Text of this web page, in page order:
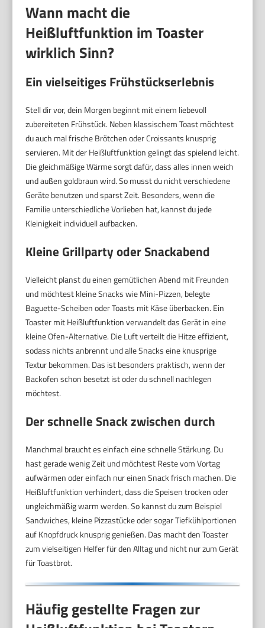
Wann macht die
Heißluftfunktion im Toaster
wirklich Sinn?
Ein vielseitiges Frühstückserlebnis
Stell dir vor, dein Morgen beginnt mit einem liebevoll
zubereiteten Frühstück. Neben klassischem Toast möchtest
du auch mal frische Brötchen oder Croissants knusprig
servieren. Mit der Heißluftfunktion gelingt das spielend leicht.
Die gleichmäßige Wärme sorgt dafür, dass alles innen weich
und außen goldbraun wird. So musst du nicht verschiedene
Geräte benutzen und sparst Zeit. Besonders, wenn die
Familie unterschiedliche Vorlieben hat, kannst du jede
Kleinigkeit individuell aufbacken.
Kleine Grillparty oder Snackabend
Vielleicht planst du einen gemütlichen Abend mit Freunden
und möchtest kleine Snacks wie Mini-Pizzen, belegte
Baguette-Scheiben oder Toasts mit Käse überbacken. Ein
Toaster mit Heißluftfunktion verwandelt das Gerät in eine
kleine Ofen-Alternative. Die Luft verteilt die Hitze effizient,
sodass nichts anbrennt und alle Snacks eine knusprige
Textur bekommen. Das ist besonders praktisch, wenn der
Backofen schon besetzt ist oder du schnell nachlegen
möchtest.
Der schnelle Snack zwischen durch
Manchmal braucht es einfach eine schnelle Stärkung. Du
hast gerade wenig Zeit und möchtest Reste vom Vortag
aufwärmen oder einfach nur einen Snack frisch machen. Die
Heißluftfunktion verhindert, dass die Speisen trocken oder
ungleichmäßig warm werden. So kannst du zum Beispiel
Sandwiches, kleine Pizzastücke oder sogar Tiefkühlportionen
auf Knopfdruck knusprig genießen. Das macht den Toaster
zum vielseitigen Helfer für den Alltag und nicht nur zum Gerät
für Toastbrot.
Häufig gestellte Fragen zur